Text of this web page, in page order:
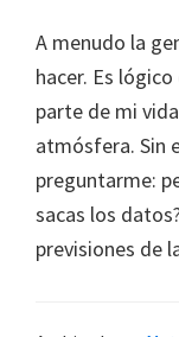
A menudo la
hacer. Es
parte de mi
atmósfera. Sin
preguntarme:
sacas los
previsiones de